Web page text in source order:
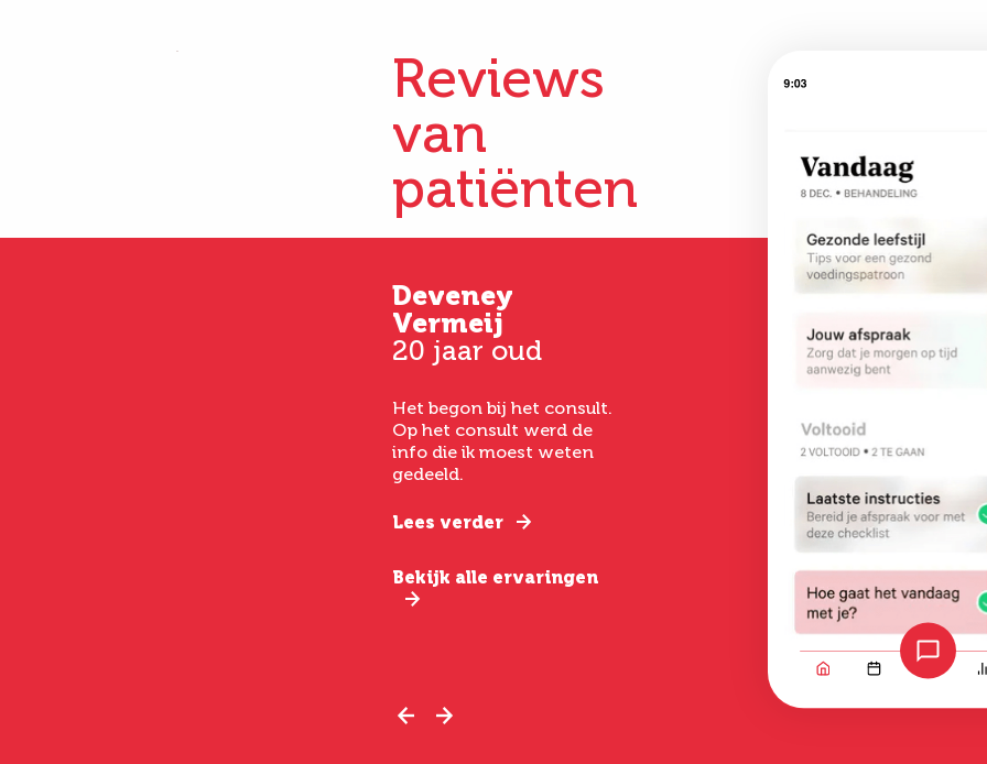
Reviews
van
patiënten
Deveney
Vermeij
20 jaar oud
Het begon bij het consult.
Op het consult werd de
info die ik moest weten
gedeeld.
Lees verder
Bekijk alle ervaringen
Hoever-Houkes
nazorg en een geweldig
Kim
33 jaar oud
Vanaf het eerste
het laten
een
verstand van
Lees verder
Bekijk alle